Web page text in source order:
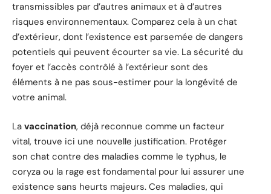
transmissibles par d’autres animaux et à d’autres
risques environnementaux. Comparez cela à un chat
d’extérieur, dont l’existence est parsemée de dangers
potentiels qui peuvent écourter sa vie. La sécurité du
foyer et l’accès contrôlé à l’extérieur sont des
éléments à ne pas sous-estimer pour la longévité de
votre animal.
La vaccination, déjà reconnue comme un facteur
vital, trouve ici une nouvelle justification. Protéger
son chat contre des maladies comme le typhus, le
coryza ou la rage est fondamental pour lui assurer une
existence sans heurts majeurs. Ces maladies, qui